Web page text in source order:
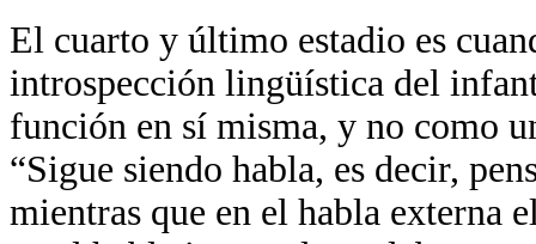
El cuarto y último estadio es
introspección lingüística del
función en sí misma, y no como
“Sigue siendo habla, es decir,
mientras que en el habla externa